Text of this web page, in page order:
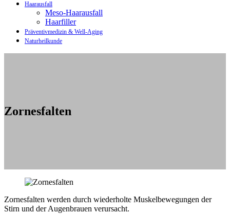
Haarausfall
Meso-Haarausfall
Haarfiller
Präventivmedizin & Well-Aging
Naturheilkunde
Zornesfalten
Zornesfalten werden durch wiederholte Muskelbewegungen der
Stirn und der Augenbrauen verursacht.